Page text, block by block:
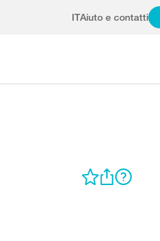
ITAiuto e contatti